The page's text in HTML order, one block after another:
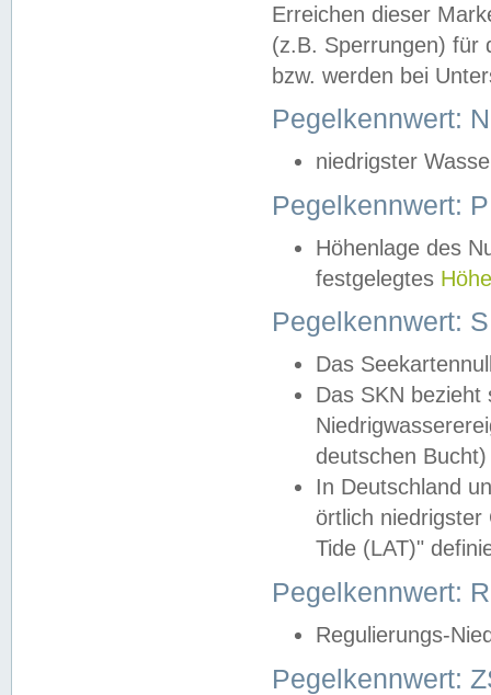
Erreichen dieser
(z.B. Sperrungen) für
bzw. werden bei
Pegelkennwert:
niedrigster
Pegelkennwert:
Höhenlage des
festgelegtes
Pegelkennwert:
Das
Das SKN
deutschen
In Deutschland
örtlich
Tide (LAT)"
Pegelkennwert:
Regulierungs-
Pegelkennwert: